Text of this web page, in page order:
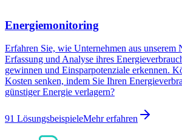
Energiemonitoring
Erfahren Sie, wie Unternehmen aus unserem
Erfassung und Analyse ihres
gewinnen und Einsparpotenziale erkennen.
Kosten senken, indem Sie Ihren
günstiger Energie verlagern?
91 LösungsbeispieleMehr erfahren